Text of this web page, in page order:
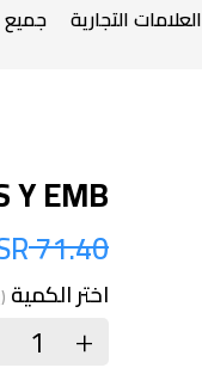
العلامات التجارية جميع
Y EMB
71.40 SR
اختر الكمية
+